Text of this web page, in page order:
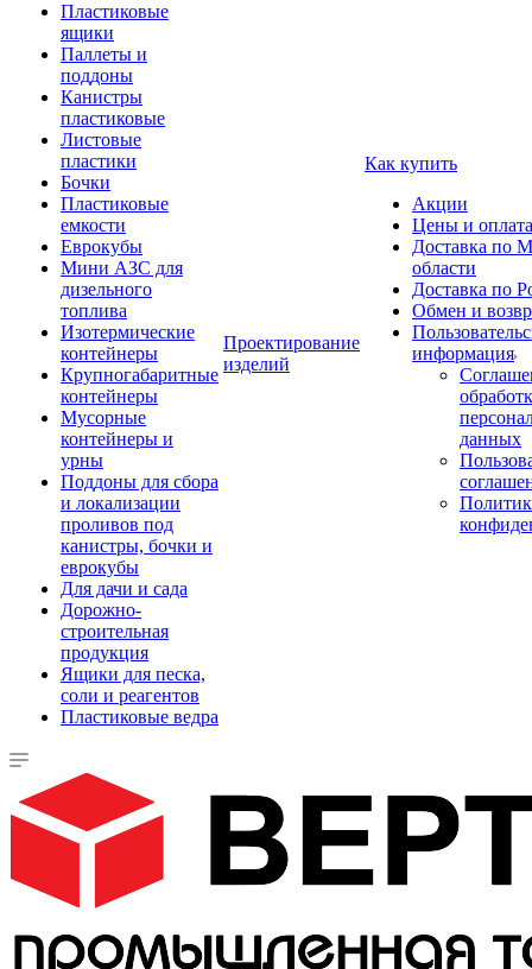
Пластиковые
ящики
Паллеты и
поддоны
Канистры
пластиковые
Листовые
пластики
Бочки
Пластиковые
емкости
Еврокубы
Мини АЗС для
дизельного
топлива
Изотермические
контейнеры
Крупногабаритные
контейнеры
Мусорные
контейнеры и
урны
Поддоны для сбора
и локализации
проливов под
канистры, бочки и
еврокубы
Для дачи и сада
Дорожно-
строительная
продукция
Ящики для песка,
соли и реагентов
Пластиковые ведра
Проектирование
изделий
Как купить
Акции
Цены и оплата
Доставка по
области
Доставка по
Обмен и
информация
данных